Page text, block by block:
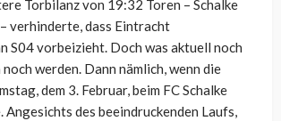
Torbilanz von 19:32 Toren – Schalke
verhinderte, dass Eintracht
S04 vorbeizieht. Doch was aktuell noch
werden. Dann nämlich, wenn die
dem 3. Februar, beim FC Schalke
des beeindruckenden Laufs,